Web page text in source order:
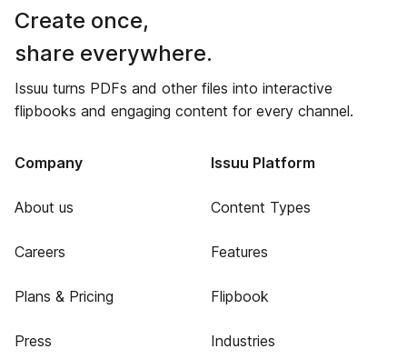
Create once,
share everywhere.
Issuu turns PDFs and other files into interactive
flipbooks and engaging content for every channel.
Company
About us
Careers
Plans & Pricing
Press
Issuu Platform
Content Types
Features
Flipbook
Industries